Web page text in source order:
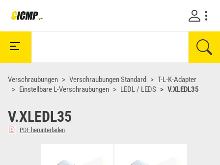
Verschraubungen Verschraubungen Standard
T-L-K-Adapter
Einstellbare L-Verschraubungen
LEDL / LEDS V.XLEDL35
V.XLEDL35
PDF herunterladen